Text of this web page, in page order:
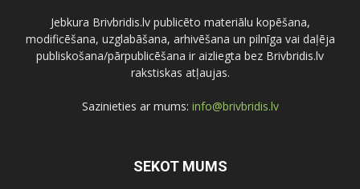
Jebkura Brivbridis.lv publicēto materiālu kopēšana,
modificēšana, uzglabāšana, arhivēšana un pilnīga vai daļēja
publiskošana/pārpublicēšana ir aizliegta bez Brivbridis.lv
rakstiskas atļaujas.
Sazinieties ar mums: info@brivbridis.lv
SEKOT MUMS